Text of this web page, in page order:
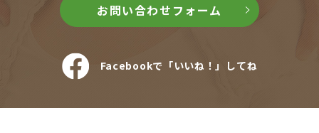
お問い合わせフォーム
Facebookで「いいね！」してね